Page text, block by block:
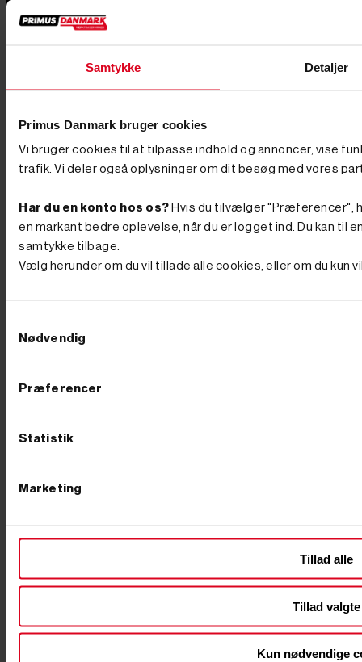
Samtykke Detaljer
Primus Danmark bruger cookies
Vi bruger cookies til at tilpasse indhold og annoncer, vise
trafik. Vi deler også oplysninger om dit besøg med vores
Har du en konto hos os? Hvis du tilvælger "Præferencer",
en markant bedre oplevelse, når du er logget ind. Du kan
samtykke tilbage.
Vælg herunder om du vil tillade alle cookies, eller om du kun
Nødvendig
Præferencer
Statistik
Marketing
Tillad alle
Tillad valgte
Kun nødvendige
at ramme den rigtige vægtklasse til netop dit behov.
Tilbehør og udstyr, der gør arbejdet nemmere En
Med det rette tilbehør som skovle, pælebor og skovklo
forvandler du maskinen til et komplet anlægsværktøj –
fra smalle graveskovle og tilteskovle til hydraulisk
Når jorden er gravet og skal pakkes igen, er en
makkerpar, og en motorbør til at flytte jord og grus
sparer både ryg og tid, når materialerne skal væk fra
transport en god investering, så du selv kan køre
maskinen ud til arbejdet. Holder du maskinen kørende
i mange år, sker det også, at noget skal skiftes –
sliddele og reservedele og larvebånd finder du hos os,
så du hurtigt er i gang igen i stedet for at vente. Hvad
du for vægt, motorkraft og det udstyr, der følger med.
hurtigskift fra start er ofte billigere end at købe det hele
ved, at en minigraver er en stor beslutning, og derfor
det store udvalg af udstyr med egne øjne. Bestiller du
76 62 00 36 og få hjælp til at vælge den rigtige
maskine til din næste opgave. Ofte stillede spørgsmål
afhængigt af model, drivkraft og udstyr købes fra
omkring 30.000 kr. og op til flere hundrede tusinde
betaler især for vægt, motorkraft og det medfølgende